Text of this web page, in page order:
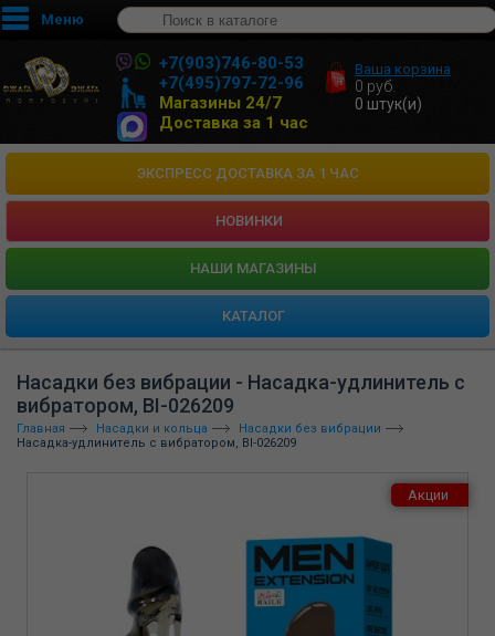
Меню
+7(903)746-80-53
+7(495)797-72-96
Магазины 24/7
Доставка за 1 час
Ваша корзина
0 руб.
0 штук(и)
ЭКСПРЕСС ДОСТАВКА ЗА 1 ЧАС
НОВИНКИ
HАШИ МАГАЗИНЫ
КАТАЛОГ
Насадки без вибрации - Насадка-удлинитель с
вибратором, BI-026209
Главная Насадки и кольца
Насадки без вибрации
Насадка-удлинитель с вибратором, BI-026209
Акции